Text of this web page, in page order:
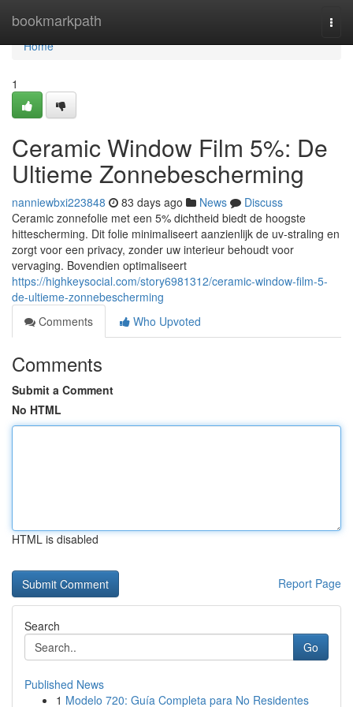
bookmarkpath
Home
Home
1
Ceramic Window Film 5%: De
Ultieme Zonnebescherming
nanniewbxi223848 83 days ago News
Discuss
Ceramic zonnefolie met een 5% dichtheid biedt de hoogste
hittescherming. Dit folie minimaliseert aanzienlijk de uv-straling en
zorgt voor een privacy, zonder uw interieur behoudt voor
vervaging. Bovendien optimaliseert
https://highkeysocial.com/story6981312/ceramic-window-film-5-
de-ultieme-zonnebescherming
Comments
Who Upvoted
Comments
Submit a Comment
No HTML
HTML is disabled
Report Page
Search
Go
Published News
1 Modelo 720: Guía Completa para No Residentes